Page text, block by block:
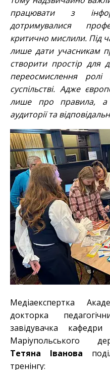
працювати з
дотримувалися
критично мислили. Під
лише дати учасникам
створити простір для
переосмислення ролі
суспільстві. Адже
лише про правила, а
аудиторії та
Медіаекспертка
докторка
завідувачка кафедри
Маріупольського
Тетяна Іванова
тренінгу: